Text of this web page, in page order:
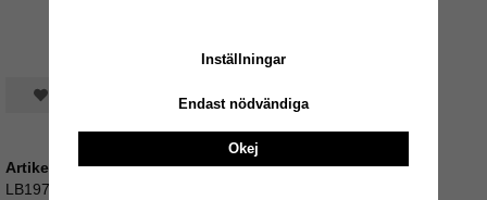
Spara som favorit
Artikelnummer:
LB197_50560413484-1
Inställningar
Endast nödvändiga
Okej